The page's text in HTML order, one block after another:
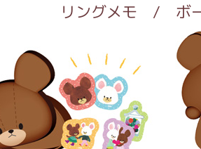
リングメモ / ボ